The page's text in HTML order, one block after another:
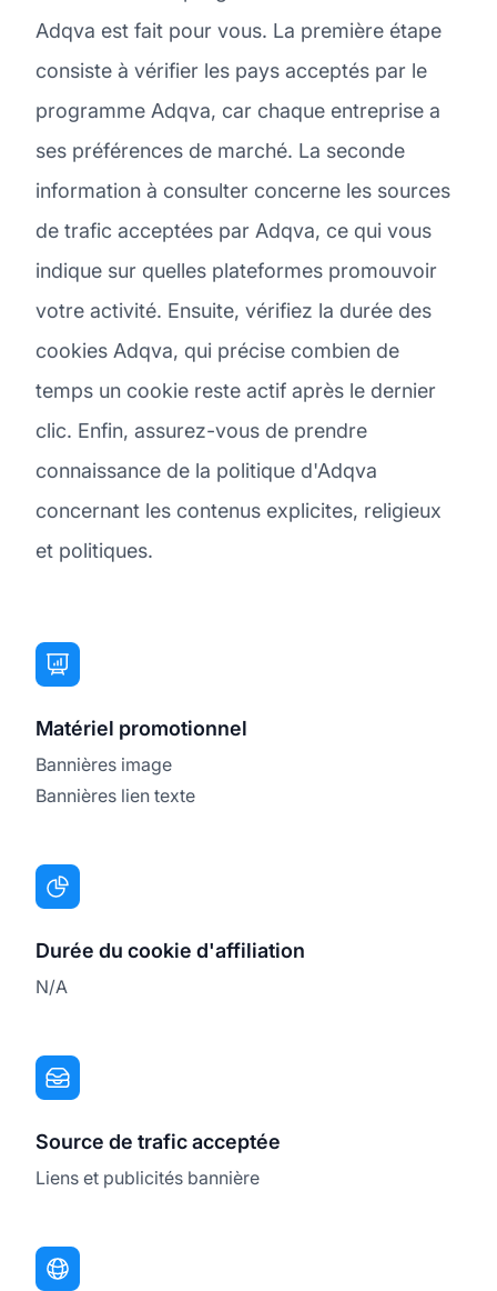
Adqva est fait pour vous. La première étape
consiste à vérifier les pays acceptés par le
programme Adqva, car chaque entreprise a
ses préférences de marché. La seconde
information à consulter concerne les sources
de trafic acceptées par Adqva, ce qui vous
indique sur quelles plateformes promouvoir
votre activité. Ensuite, vérifiez la durée des
cookies Adqva, qui précise combien de
temps un cookie reste actif après le dernier
clic. Enfin, assurez-vous de prendre
connaissance de la politique d'Adqva
concernant les contenus explicites, religieux
et politiques.
Matériel promotionnel
Bannières image
Bannières lien texte
Durée du cookie d'affiliation
N/A
Source de trafic acceptée
Liens et publicités bannière